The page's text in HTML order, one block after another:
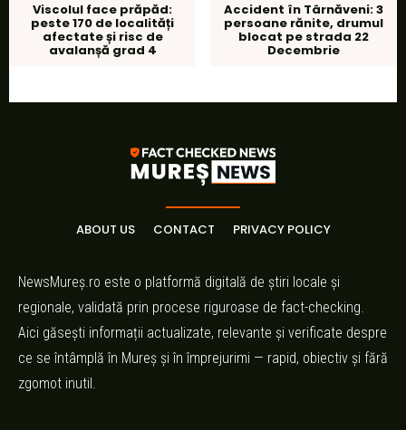
Viscolul face prăpăd:
peste 170 de localități
afectate și risc de
avalanșă grad 4
Accident în Târnăveni: 3
persoane rănite, drumul
blocat pe strada 22
Decembrie
ABOUT US CONTACT PRIVACY POLICY
NewsMureș.ro este o platformă digitală de știri locale și
regionale, validată prin procese riguroase de fact-checking.
Aici găsești informații actualizate, relevante și verificate despre
ce se întâmplă în Mureș și în împrejurimi — rapid, obiectiv și fără
zgomot inutil.